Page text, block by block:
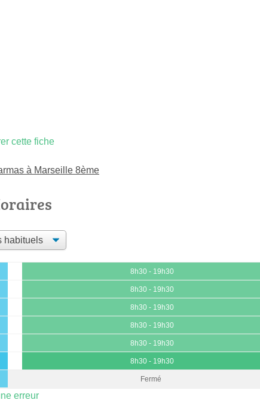
cette fiche
à Marseille 8ème
8h30 - 19h30
8h30 - 19h30
8h30 - 19h30
8h30 - 19h30
8h30 - 19h30
8h30 - 19h30
Fermé
erreur